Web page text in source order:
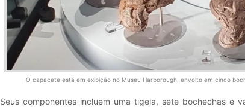
O capacete está em exibição no Museu Harborough, envolto em cinco
Seus componentes incluem uma tigela, sete bochechas e